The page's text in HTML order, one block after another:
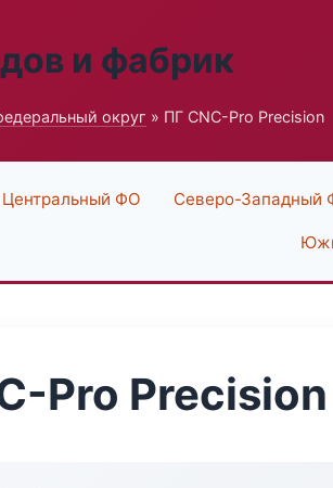
и фабрик
округ » ПГ CNC-Pro Precision
Центральный ФО Северо-Западный
Pro Precision